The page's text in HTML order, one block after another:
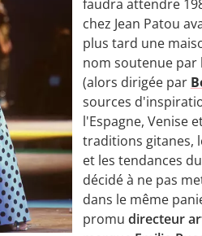
faudra attendre
chez Jean Patou
plus tard une
nom soutenue par
(alors dirigée par
sources
l'Espagne, Venise
traditions gitanes,
et les tendances
décidé à ne pas
dans le même
promu directeur